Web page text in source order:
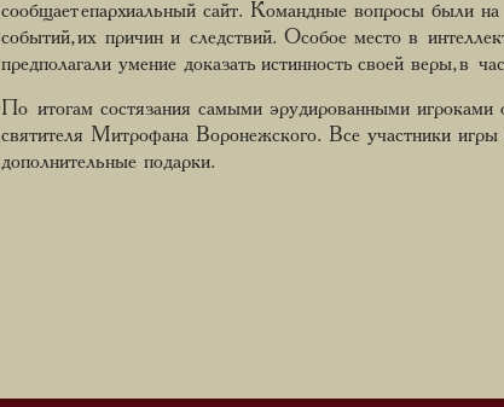
сообщает епархиальный сайт. Командные вопросы были на
событий, их причин и следствий. Особое место в
предполагали умение доказать истинность своей веры, в
По итогам состязания самыми эрудированными игроками
святителя Митрофана Воронежского. Все участники
дополнительные подарки.